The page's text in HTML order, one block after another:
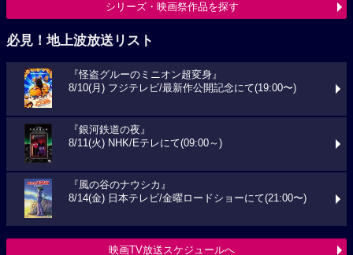
シリーズ・映画祭作品を探す
必見！地上波放送リスト
『怪盗グルーのミニオン超変身』
8/10(月) フジテレビ/最新作公開記念にて(19:00〜)
『銀河鉄道の夜』
8/11(火) NHK/Eテレにて(09:00～)
『風の谷のナウシカ』
8/14(金) 日本テレビ/金曜ロードショーにて(21:00〜)
映画TV放送スケジュールへ